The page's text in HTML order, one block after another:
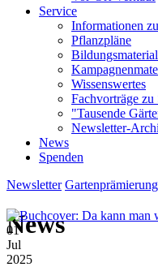
Service
Informationen
Pflanzpläne
Wissenswertes
Fachvorträge
"Tausende
Newsletter-
News
Spenden
Newsletter Gartenprämierung
News
01
Jul
2025